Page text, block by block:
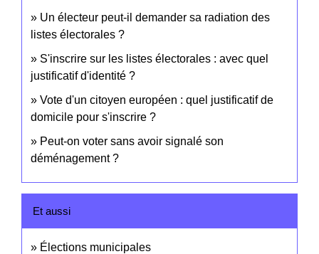
Un électeur peut-il demander sa radiation des
listes électorales ?
S'inscrire sur les listes électorales : avec quel
justificatif d'identité ?
Vote d'un citoyen européen : quel justificatif de
domicile pour s'inscrire ?
Peut-on voter sans avoir signalé son
déménagement ?
Et aussi
Élections municipales